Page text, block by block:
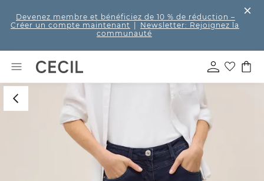
Devenez membre et bénéficiez de 10 % de réduction –
Créer un compte maintenant
Newsletter: Rejoignez la
communauté